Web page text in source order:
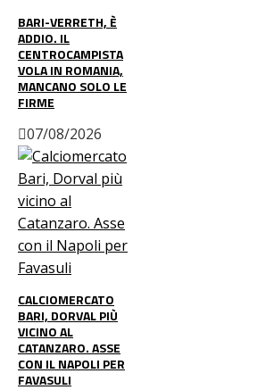
BARI-VERRETH, È
ADDIO. IL
CENTROCAMPISTA
VOLA IN ROMANIA,
MANCANO SOLO LE
FIRME
07/08/2026
CALCIOMERCATO
BARI, DORVAL PIÙ
VICINO AL
CATANZARO. ASSE
CON IL NAPOLI PER
FAVASULI